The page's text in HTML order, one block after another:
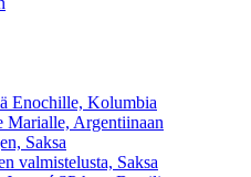
Enochille, Kolumbia
Marialle, Argentiinaan
Saksa
valmistelusta, Saksa